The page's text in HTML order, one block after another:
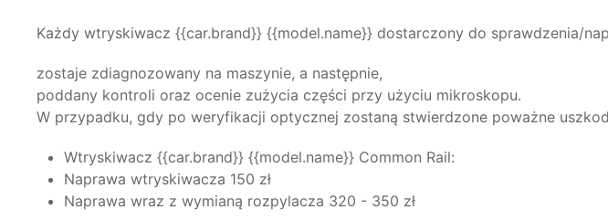
Każdy wtryskiwacz {{car.brand}} {{model.name}} dostarczony do sprawdzenia/
zostaje zdiagnozowany na maszynie, a następnie,
poddany kontroli oraz ocenie zużycia części przy użyciu mikroskopu.
W przypadku, gdy po weryfikacji optycznej zostaną stwierdzone poważne
Wtryskiwacz {{car.brand}} {{model.name}} Common Rail:
Naprawa wtryskiwacza 150 zł
Naprawa wraz z wymianą rozpylacza 320 - 350 zł